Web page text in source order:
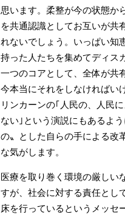
思います。柔整が今の状態か
を共通認識としてお互いが共
れないでしょう。いっぱい知
持った人たちを集めてディス
一つのコアとして、全体が共
今本当にそれをしなければい
リンカーンの｢人民の、人民
ない｣という演説にもあるよ
の〟とした自らの手による改
な気がします。
医療を取り巻く環境の厳しい
すが、社会に対する責任とし
床を行っているというメッセ